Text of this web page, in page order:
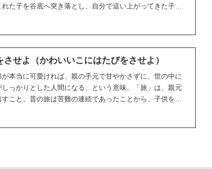
た子を谷底へ突き落とし、自分で這い上がってきた子だ
え...
せよ（かわいいこにはたびをさせよ）
本当に可愛ければ、親の手元で甘やかさずに、世の中に
っかりとした人間になる、という意味。「旅」は、親元
こと。昔の旅は苦難の連続であったことから、子供を愛
に...